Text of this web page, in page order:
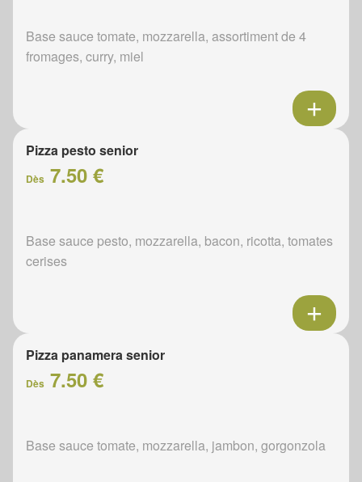
Base sauce tomate, mozzarella, assortiment de 4
fromages, curry, miel
Pizza pesto senior
Dès 7.50 €
Base sauce pesto, mozzarella, bacon, ricotta, tomates
cerises
Pizza panamera senior
Dès 7.50 €
Base sauce tomate, mozzarella, jambon, gorgonzola